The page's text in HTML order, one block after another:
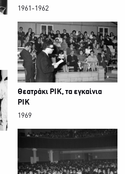
1961-1962
Θεατράκι ΡΙΚ, τα εγκαίνια
ΡΙΚ
1969